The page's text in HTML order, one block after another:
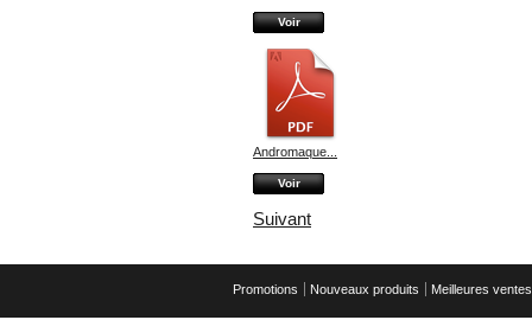
Voir
Andromaque...
Voir
Suivant
Promotions Nouveaux produits Meilleures ventes